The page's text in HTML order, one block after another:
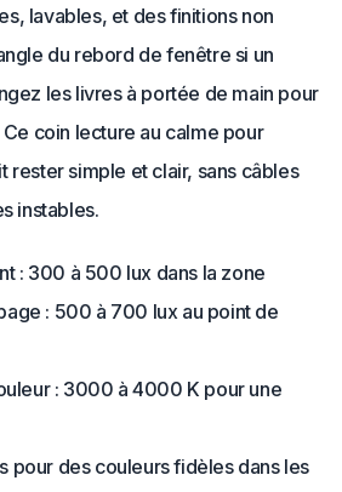
lavables, et des finitions non
du rebord de fenêtre si un
les livres à portée de main pour
coin lecture au calme pour
rester simple et clair, sans câbles
instables.
: 300 à 500 lux dans la zone
: 500 à 700 lux au point de
: 3000 à 4000 K pour une
pour des couleurs fidèles dans les